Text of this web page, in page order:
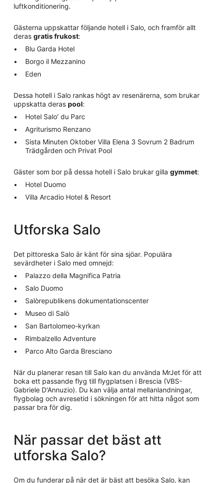
luftkonditionering.
Gästerna uppskattar följande hotell i Salo, och framför allt
deras gratis frukost:
Blu Garda Hotel
Borgo il Mezzanino
Eden
Dessa hotell i Salo rankas högt av resenärerna, som brukar
uppskatta deras pool:
Hotel Salo' du Parc
Agriturismo Renzano
Sista Minuten Oktober Villa Elena 3 Sovrum 2 Badrum
Trädgården och Privat Pool
Gäster som bor på dessa hotell i Salo brukar gilla gymmet:
Hotel Duomo
Villa Arcadio Hotel & Resort
Utforska Salo
Det pittoreska Salo är känt för sina sjöar. Populära
sevärdheter i Salo med omnejd:
Palazzo della Magnifica Patria
Salo Duomo
Salòrepublikens dokumentationscenter
Museo di Salò
San Bartolomeo-kyrkan
Rimbalzello Adventure
Parco Alto Garda Bresciano
När du planerar resan till Salo kan du använda MrJet för att
boka ett passande flyg till flygplatsen i Brescia (VBS-
Gabriele D'Annuzio). Du kan välja antal mellanlandningar,
flygbolag och avresetid i sökningen för att hitta något som
passar bra för dig.
När passar det bäst att
utforska Salo?
Om du funderar på när det är bäst att besöka Salo, kan